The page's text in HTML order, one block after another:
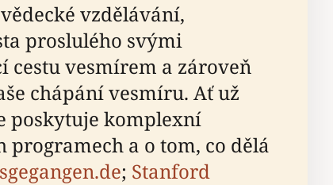
vzdělávání,
proslulého svými
vesmírem a zároveň
chápání vesmíru. Ať už
poskytuje komplexní
a o tom, co dělá
; Stanford